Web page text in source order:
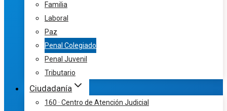
Familia
Laboral
Paz
Penal Colegiado
Penal Juvenil
Tributario
Ciudadanía
160 · Centro de Atención Judicial